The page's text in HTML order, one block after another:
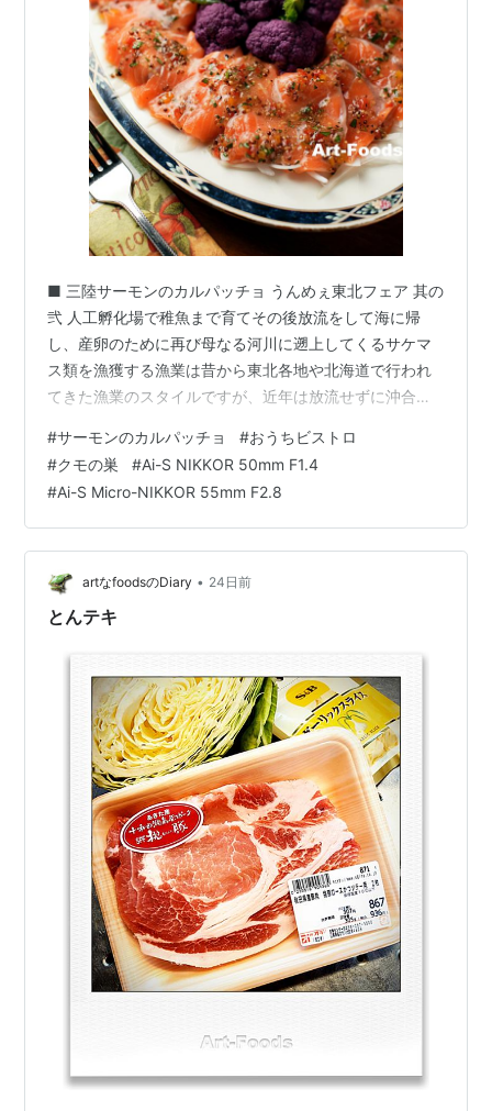
■ 三陸サーモンのカルパッチョ うんめぇ東北フェア 其の
弐 人工孵化場で稚魚まで育てその後放流をして海に帰
し、産卵のために再び母なる河川に遡上してくるサケマ
ス類を漁獲する漁業は昔から東北各地や北海道で行われ
てきた漁業のスタイルですが、近年は放流せずに沖合の
になってから出荷するブランド銀鮭も大きな柱に成長し
ています。 折しもその養殖銀鮭の旬は初夏から七月にか
けての今なのでありまして、ちょうど「うんめぇ東北フ
ェア」にズバリのタイミングで供給されるわけです。店
内のシマには切身や刺身と並んでリッパな柵も用意さ
れ、夫々のご家庭で調理されるのを待っているわ…
#サーモンのカルパッチョ #おうちビストロ
#クモの巣 #Ai-S NIKKOR 50mm F1.4
#Ai-S Micro-NIKKOR 55mm F2.8
artなfoodsのDiary • 24日前
とんテキ